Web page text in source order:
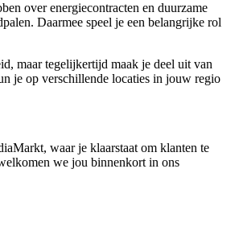
over energiecontracten en duurzame
Daarmee speel je een belangrijke rol
maar tegelijkertijd maak je deel uit van
je op verschillende locaties in jouw regio
waar je klaarstaat om klanten te
we jou binnenkort in ons